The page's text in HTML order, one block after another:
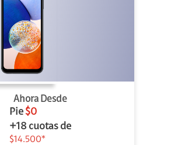
Ahora Desde
Pie $0
+18 cuotas de
$14.500*